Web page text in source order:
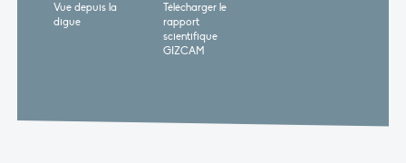
Vue depuis la
digue
Télécharger le
rapport
scientifique
GIZCAM